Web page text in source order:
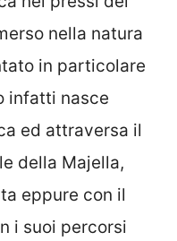
nella natura
in particolare
infatti nasce
ed attraversa il
della Majella,
eppure con il
i suoi percorsi